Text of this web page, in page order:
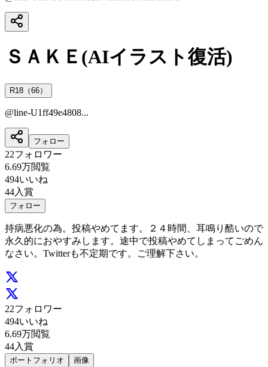
ＳＡＫＥ(AIイラスト復活)
R18（66）
@line-U1ff49e4808...
フォロー
22フォロワー
6.69万閲覧
494いいね
44入賞
フォロー
持病悪化の為。投稿やめてます。２４時間、耳鳴り酷いので
永久的におやすみします。途中で投稿やめてしまってごめん
なさい。Twitterも不定期です。ご理解下さい。
22フォロワー
494いいね
6.69万閲覧
44入賞
ポートフォリオ 画像